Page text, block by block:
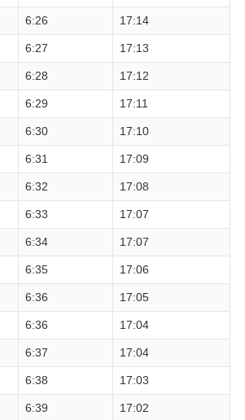
6:26 17:14
6:27 17:13
6:28 17:12
6:29 17:11
6:30 17:10
6:31 17:09
6:32 17:08
6:33 17:07
6:34 17:07
6:35 17:06
6:36 17:05
6:36 17:04
6:37 17:04
6:38 17:03
6:39 17:02